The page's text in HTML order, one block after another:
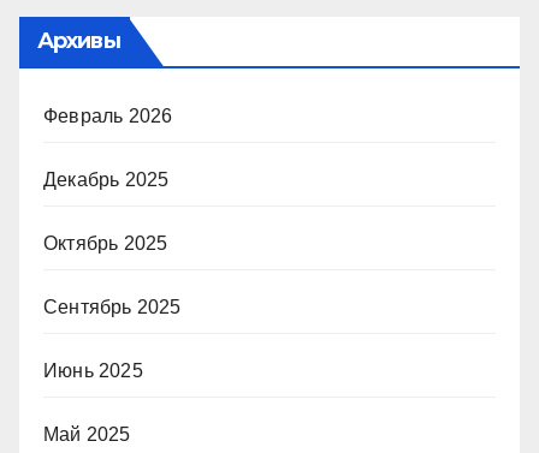
Архивы
Февраль 2026
Декабрь 2025
Октябрь 2025
Сентябрь 2025
Июнь 2025
Май 2025